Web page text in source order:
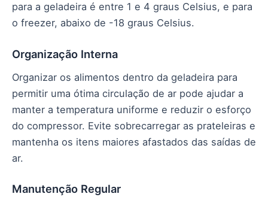
para a geladeira é entre 1 e 4 graus Celsius, e para
o freezer, abaixo de -18 graus Celsius.
Organização Interna
Organizar os alimentos dentro da geladeira para
permitir uma ótima circulação de ar pode ajudar a
manter a temperatura uniforme e reduzir o esforço
do compressor. Evite sobrecarregar as prateleiras e
mantenha os itens maiores afastados das saídas de
ar.
Manutenção Regular